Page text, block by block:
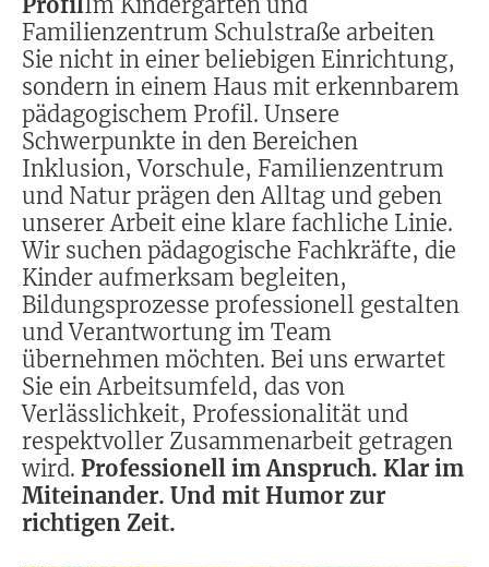
Familienzentrum Schulstraße arbeiten
Sie nicht in einer beliebigen Einrichtung,
sondern in einem Haus mit erkennbarem
pädagogischem Profil. Unsere
Schwerpunkte in den Bereichen
Inklusion, Vorschule, Familienzentrum
und Natur prägen den Alltag und geben
unserer Arbeit eine klare fachliche Linie.
Wir suchen pädagogische Fachkräfte, die
Kinder aufmerksam begleiten,
Bildungsprozesse professionell gestalten
und Verantwortung im Team
übernehmen möchten. Bei uns erwartet
Sie ein Arbeitsumfeld, das von
Verlässlichkeit, Professionalität und
respektvoller Zusammenarbeit getragen
wird. Professionell im Anspruch. Klar im
Miteinander. Und mit Humor zur
richtigen Zeit.